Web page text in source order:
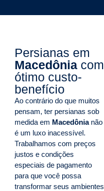
Persianas em
Macedônia com
ótimo custo-
benefício
Ao contrário do que muitos
pensam, ter persianas sob
medida em Macedônia não
é um luxo inacessível.
Trabalhamos com preços
justos e condições
especiais de pagamento
para que você possa
transformar seus ambientes